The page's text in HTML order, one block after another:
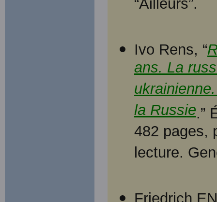
“Ailleurs”.
Ivo Rens, “
ans. La
la Russie.”
482 pages,
lecture.
Friedrich